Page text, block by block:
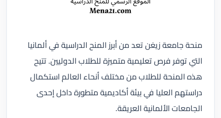
منحة جامعة زيغن تعد من أبرز المنح الدراسية في ألمانيا
التي توفر فرص تعليمية متميزة للطلاب الدوليين. تتيح
هذه المنحة للطلاب من مختلف أنحاء العالم استكمال
دراستهم العليا في بيئة أكاديمية متطورة داخل إحدى
الجامعات الألمانية العريقة.